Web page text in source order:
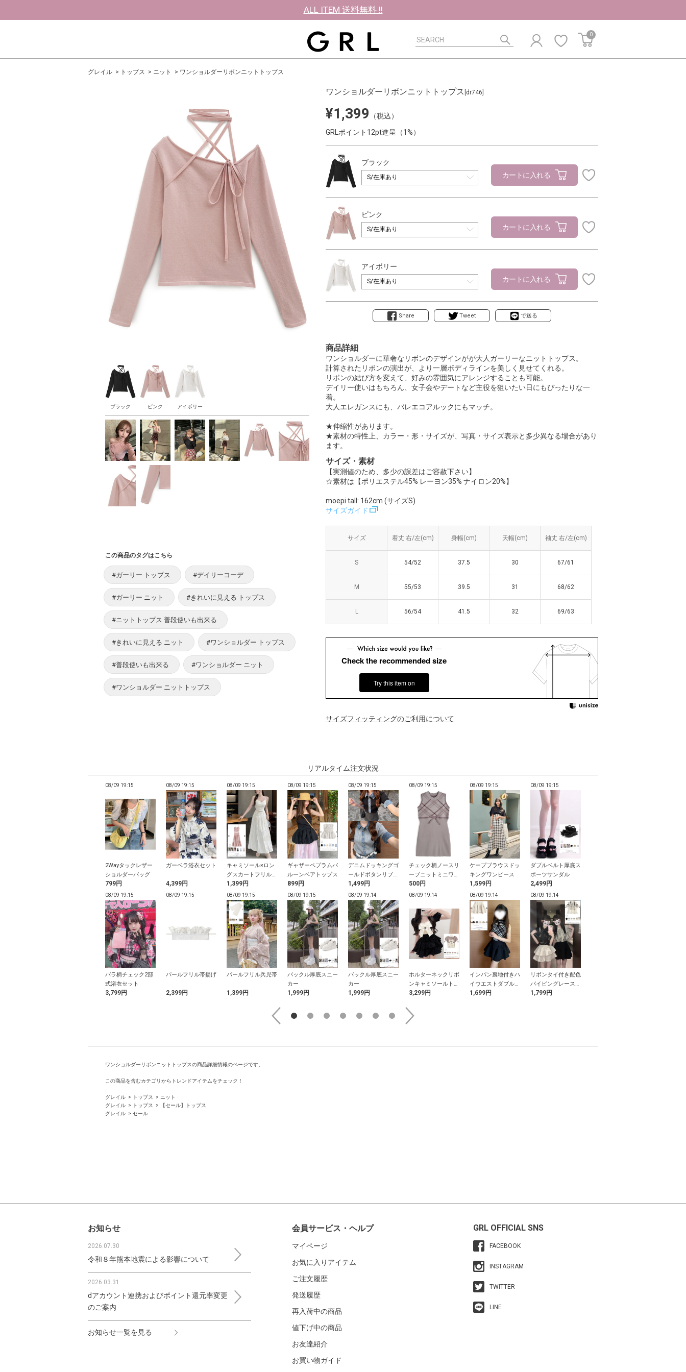
ALL ITEM 送料無料 !!
0
グレイル トップス ニット ワンショルダーリボンニットトップス
ブラック ピンク アイボリー
ワンショルダーリボンニットトップス [dr746]
¥1,399
（税込）
GRLポイント12pt進呈（1%）
ブラック
カートに入れる
ピンク
カートに入れる
アイボリー
カートに入れる
Share Tweet で送る
商品詳細
ワンショルダーに華奢なリボンのデザインがが大人ガーリーなニットトップス。
計算されたリボンの演出が、より一層ボディラインを美しく見せてくれる。
リボンの結び方を変えて、好みの雰囲気にアレンジすることも可能。
デイリー使いはもちろん、女子会やデートなど主役を狙いたい日にもぴったりな一
着。
大人エレガンスにも、バレエコアルックにもマッチ。
★伸縮性があります。
★素材の特性上、カラー・形・サイズが、写真・サイズ表示と多少異なる場合があり
ます。
サイズ・素材
【実測値のため、多少の誤差はご容赦下さい】
☆素材は【ポリエステル45% レーヨン35% ナイロン20%】
moepi tall: 162cm (サイズS)
サイズガイド
サイズ 着丈 右/左(cm) 身幅(cm) 天幅(cm) 袖丈 右/左(cm)
S 54/52 37.5 30 67/61
M 55/53 39.5 31 68/62
L 56/54 41.5 32 69/63
サイズ 着丈 右/左(cm) 身幅(cm) 天幅(cm) 袖丈 右/左(cm)
S 54/52 37.5 30 67/61
M 55/53 39.5 31 68/62
L 56/54 41.5 32 69/63
Check the recommended size
Try this item on
サイズフィッティングのご利用について
この商品のタグはこちら
#ガーリー トップス #デイリーコーデ
#ガーリー ニット #きれいに見える トップス
#ニットトップス 普段使いも出来る
#きれいに見える ニット #ワンショルダー トップス
#普段使いも出来る #ワンショルダー ニット
#ワンショルダー ニットトップス
リアルタイム注文状況
08/09 19:15
2Wayタックレザー
ショルダーバッグ
799円
08/09 19:15
ガーベラ浴衣セット
4,399円
08/09 19:15
キャミソール×ロン
グスカートフリルセ
ットアップ
1,399円
08/09 19:15
ギャザーペプラムバ
ルーンベアトップス
899円
08/09 19:15
デニムドッキングゴ
ールドボタンリブニ
ットトップス
1,499円
08/09 19:15
チェック柄ノースリ
ーブニットミニワン
ピース
500円
08/09 19:15
ケープブラウスドッ
キングワンピース
1,599円
08/09 19:15
ダブルベルト厚底ス
ポーツサンダル
2,499円
08/09 19:15
バラ柄チェック2部
式浴衣セット
3,799円
08/09 19:15
パールフリル帯揚げ
2,399円
08/09 19:15
パールフリル兵児帯
1,399円
08/09 19:15
バックル厚底スニー
カー
1,999円
08/09 19:14
バックル厚底スニー
カー
1,999円
08/09 19:14
ホルターネックリボ
ンキャミソールトッ
プス×ボレロニット
3,299円
08/09 19:14
インパン裏地付きハ
イウエストダブルフ
レアスカート
1,699円
08/09 19:14
リボンタイ付き配色
パイピングレースフ
リルブラウス
1,799円
ワンショルダーリボンニットトップスの商品詳細情報のページです。
この商品を含むカテゴリからトレンドアイテムをチェック！
グレイル トップス
ニット
グレイル
トップス
【セール】トップス
グレイル
セール
お知らせ
2026.07.30
令和８年熊本地震による影響について
2026.03.31
dアカウント連携およびポイント還元率変更
のご案内
お知らせ一覧を見る
会員サービス・ヘルプ
マイページ
お気に入りアイテム
ご注文履歴
発送履歴
再入荷中の商品
値下げ中の商品
お友達紹介
お買い物ガイド
GRL OFFICIAL SNS
FACEBOOK
INSTAGRAM
TWITTER
LINE